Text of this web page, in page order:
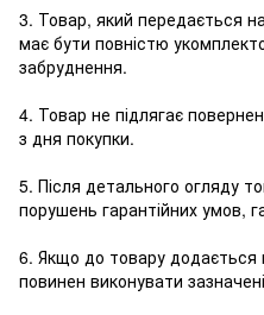
3. Товар, який передається
має бути повністю
забруднення.
4. Товар не підлягає
з дня покупки.
5. Після детального огляду
порушень гарантійних умов,
6. Якщо до товару додається
повинен виконувати